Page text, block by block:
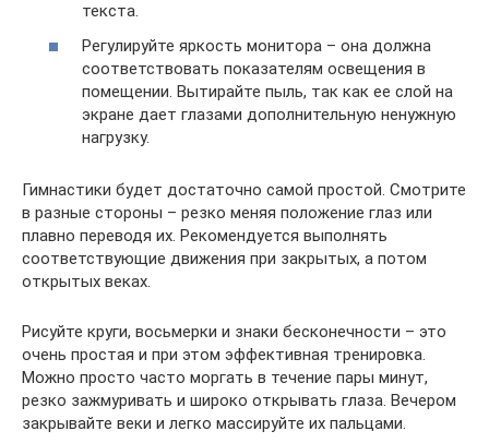
текста.
Регулируйте яркость монитора – она должна
соответствовать показателям освещения в
помещении. Вытирайте пыль, так как ее слой на
экране дает глазами дополнительную ненужную
нагрузку.
Гимнастики будет достаточно самой простой. Смотрите
в разные стороны – резко меняя положение глаз или
плавно переводя их. Рекомендуется выполнять
соответствующие движения при закрытых, а потом
открытых веках.
Рисуйте круги, восьмерки и знаки бесконечности – это
очень простая и при этом эффективная тренировка.
Можно просто часто моргать в течение пары минут,
резко зажмуривать и широко открывать глаза. Вечером
закрывайте веки и легко массируйте их пальцами.